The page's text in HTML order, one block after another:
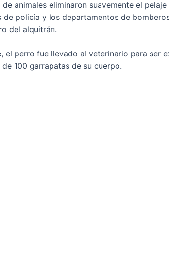
de animales eliminaron suavemente el
de policía y los departamentos de
del alquitráп.
el perro fue llevado al veterinario para ser
100 garrapatas de su cuerpo.